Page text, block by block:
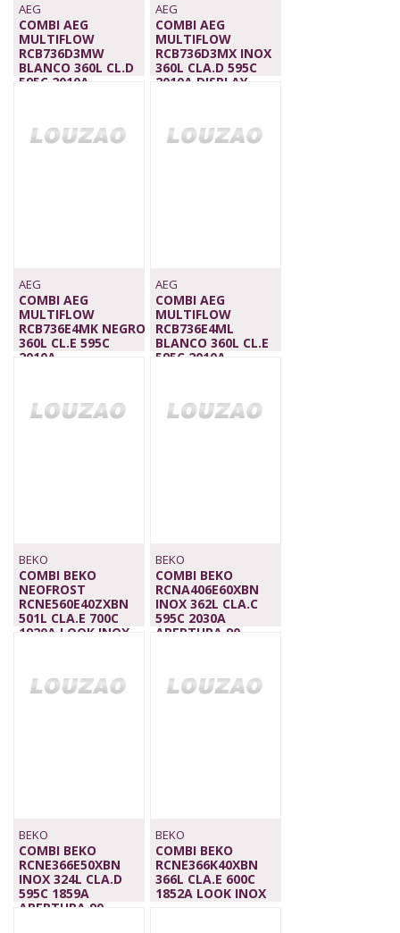
AEG
COMBI AEG
MULTIFLOW
RCB736D3MW
BLANCO 360L CL.D
595C 2010A
AEG
COMBI AEG
MULTIFLOW
RCB736D3MX INOX
360L CLA.D 595C
2010A DISPLAY
AEG
COMBI AEG
MULTIFLOW
RCB736E4MK NEGRO
360L CL.E 595C
2010A
AEG
COMBI AEG
MULTIFLOW
RCB736E4ML
BLANCO 360L CL.E
595C 2010A
BEKO
COMBI BEKO
NEOFROST
RCNE560E40ZXBN
501L CLA.E 700C
1920A LOOK INOX
BEKO
COMBI BEKO
RCNA406E60XBN
INOX 362L CLA.C
595C 2030A
APERTURA 90
BEKO
COMBI BEKO
RCNE366E50XBN
INOX 324L CLA.D
595C 1859A
APERTURA 90
BEKO
COMBI BEKO
RCNE366K40XBN
366L CLA.E 600C
1852A LOOK INOX